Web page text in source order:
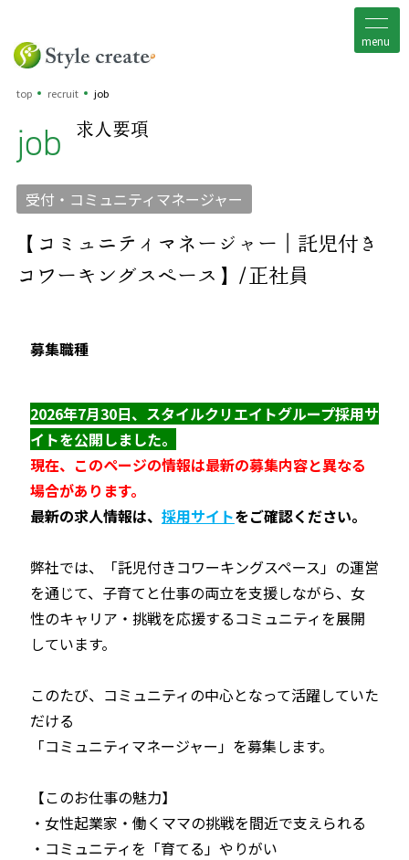
menu
top recruit job
job 求人要項
受付・コミュニティマネージャー
【コミュニティマネージャー｜託児付き
コワーキングスペース】/正社員
募集職種
2026年7月30日、スタイルクリエイトグループ採用サ
イトを公開しました。
現在、このページの情報は最新の募集内容と異なる
場合があります。
最新の求人情報は、 採用サイトをご確認ください。
弊社では、「託児付きコワーキングスペース」の運営
を通じて、子育てと仕事の両立を支援しながら、女
性のキャリア・挑戦を応援するコミュニティを展開
しています。
このたび、コミュニティの中心となって活躍していた
だける
「コミュニティマネージャー」を募集します。
【このお仕事の魅力】
・女性起業家・働くママの挑戦を間近で支えられる
・コミュニティを「育てる」やりがい